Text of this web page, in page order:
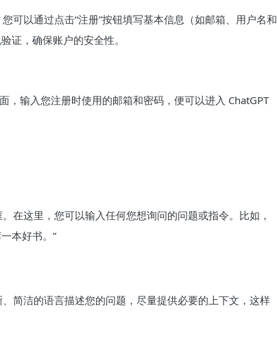
可以通过点击“注册”按钮填写基本信息（如邮箱、用户名和
证，确保账户的安全性。
，输入您注册时使用的邮箱和密码，便可以进入 ChatGPT
在这里，您可以输入任何您想询问的问题或指令。比如，
本好书。”
简洁的语言描述您的问题，尽量提供必要的上下文，这样